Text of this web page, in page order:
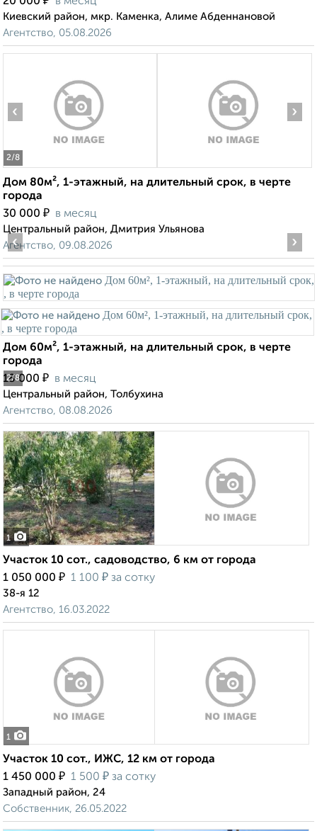
Киевский район, мкр. Каменка, Алиме Абденнановой
Агентство, 05.08.2026
2/8
‹ ›
Дом 80м², 1-этажный, на длительный срок, в черте
города
30 000 ₽ в месяц
Центральный район, Дмитрия Ульянова
Агентство, 09.08.2026
2/8
‹ ›
Дом 60м², 1-этажный, на длительный срок, в черте
города
18 000 ₽ в месяц
Центральный район, Толбухина
Агентство, 08.08.2026
1
Участок 10 сот., садоводство, 6 км от города
1 050 000 ₽ 1 100 ₽ за сотку
38-я 12
Агентство, 16.03.2022
1
Участок 10 сот., ИЖС, 12 км от города
1 450 000 ₽ 1 500 ₽ за сотку
Западный район, 24
Собственник, 26.05.2022